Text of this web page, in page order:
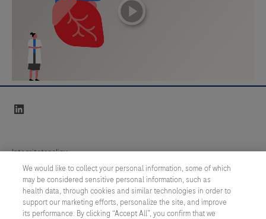
playicon
Integritetspolicy
Inställningar för cookies
Kontakt
We would like to collect your personal information, some of which
may be considered sensitive personal information, such as
health data, through cookies and similar technologies in order to
support our marketing efforts, personalize the site, and improve
its performance. By clicking “Accept All”, you confirm that we